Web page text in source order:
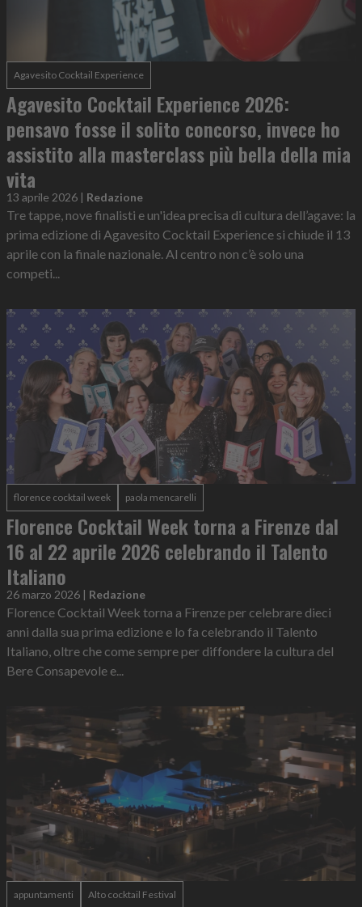
Agavesito Cocktail Experience
Agavesito Cocktail Experience 2026:
pensavo fosse il solito concorso, invece ho
assistito alla masterclass più bella della mia
vita
13 aprile 2026 | Redazione
Tre tappe, nove finalisti e un'idea precisa di cultura dell’agave: la
prima edizione di Agavesito Cocktail Experience si chiude il 13
aprile con la finale nazionale. Al centro non c’è solo una
competi...
florence cocktail week paola mencarelli
Florence Cocktail Week torna a Firenze dal
16 al 22 aprile 2026 celebrando il Talento
Italiano
26 marzo 2026 | Redazione
Florence Cocktail Week torna a Firenze per celebrare dieci
anni dalla sua prima edizione e lo fa celebrando il Talento
Italiano, oltre che come sempre per diffondere la cultura del
Bere Consapevole e...
appuntamenti Alto cocktail Festival